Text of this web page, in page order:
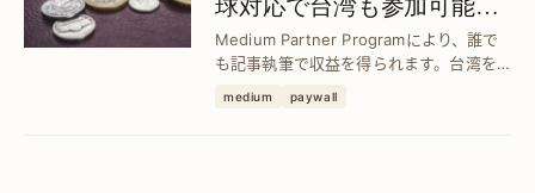
｜記事執筆で収益化を実現
Medium Partner Programにより、誰で
も記事執筆で収益を得られます。台湾を
益化のハードルを大幅に下げる方法を紹
medium paywall